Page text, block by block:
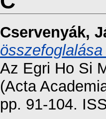
Cservenyák,
Az Egri Ho Si
(Acta
pp. 91-104.